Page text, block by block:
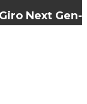
Next Gen-